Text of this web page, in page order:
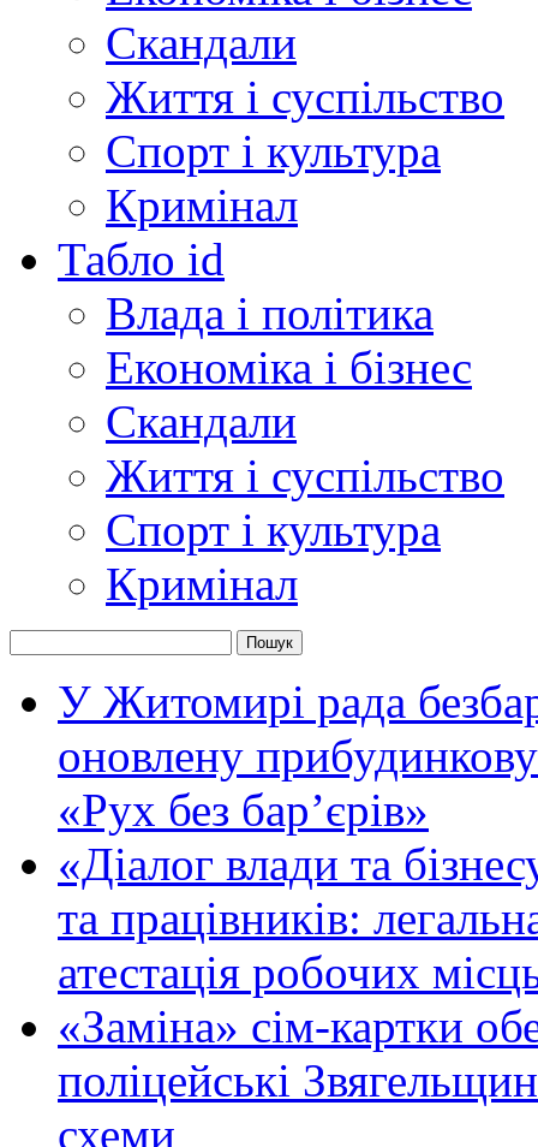
Скандали
Життя і суспільство
Спорт і культура
Кримінал
Табло id
Влада і політика
Економіка і бізнес
Скандали
Життя і суспільство
Спорт і культура
Кримінал
У Житомирі рада
оновлену
«Рух без бар’єрів»
«Діалог влади та
та працівників:
атестація робочих
«Заміна» сім-картки
поліцейські
схеми